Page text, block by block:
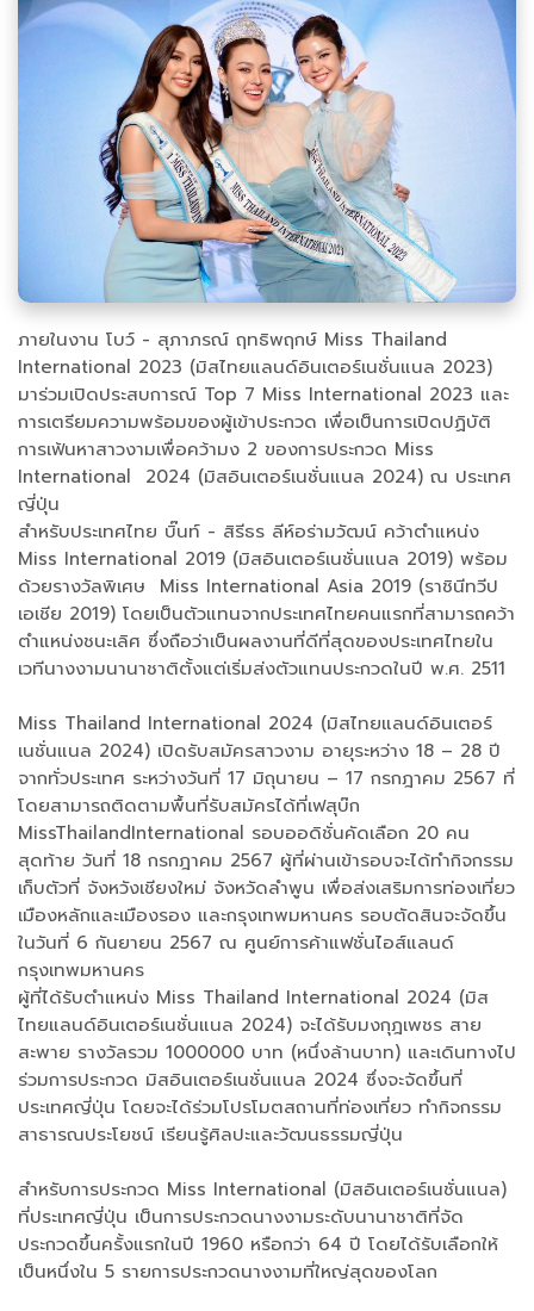
ภายในงาน โบว์ - สุภาภรณ์ ฤทธิพฤกษ์ Miss Thailand
International 2023 (มิสไทยแลนด์อินเตอร์เนชั่นแนล 2023)
มาร่วมเปิดประสบการณ์ Top 7 Miss International 2023 และ
การเตรียมความพร้อมของผู้เข้าประกวด เพื่อเป็นการเปิดปฏิบัติ
การเฟ้นหาสาวงามเพื่อคว้ามง 2 ของการประกวด Miss
International 2024 (มิสอินเตอร์เนชั่นแนล 2024) ณ ประเทศ
ญี่ปุ่น
สำหรับประเทศไทย บิ๊นท์ - สิรีธร ลีห์อร่ามวัฒน์ คว้าตำแหน่ง
Miss International 2019 (มิสอินเตอร์เนชั่นแนล 2019) พร้อม
ด้วยรางวัลพิเศษ Miss International Asia 2019 (ราชินีทวีป
เอเชีย 2019) โดยเป็นตัวแทนจากประเทศไทยคนแรกที่สามารถคว้า
ตำแหน่งชนะเลิศ ซึ่งถือว่าเป็นผลงานที่ดีที่สุดของประเทศไทยใน
เวทีนางงามนานาชาติตั้งแต่เริ่มส่งตัวแทนประกวดในปี พ.ศ. 2511
Miss Thailand International 2024 (มิสไทยแลนด์อินเตอร์
เนชั่นแนล 2024) เปิดรับสมัครสาวงาม อายุระหว่าง 18 – 28 ปี
จากทั่วประเทศ ระหว่างวันที่ 17 มิถุนายน – 17 กรกฎาคม 2567 ที่
โดยสามารถติดตามพื้นที่รับสมัครได้ที่เฟสุบ๊ก
MissThailandInternational รอบออดิชั่นคัดเลือก 20 คน
สุดท้าย วันที่ 18 กรกฎาคม 2567 ผู้ที่ผ่านเข้ารอบจะได้ทำกิจกรรม
เก็บตัวที่ จังหวังเชียงใหม่ จังหวัดลำพูน เพื่อส่งเสริมการท่องเที่ยว
เมืองหลักและเมืองรอง และกรุงเทพมหานคร รอบตัดสินจะจัดขึ้น
ในวันที่ 6 กันยายน 2567 ณ ศูนย์การค้าแฟชั่นไอส์แลนด์
กรุงเทพมหานคร
ผู้ที่ได้รับตำแหน่ง Miss Thailand International 2024 (มิส
ไทยแลนด์อินเตอร์เนชั่นแนล 2024) จะได้รับมงกุฎเพชร สาย
สะพาย รางวัลรวม 1000000 บาท (หนึ่งล้านบาท) และเดินทางไป
ร่วมการประกวด มิสอินเตอร์เนชั่นแนล 2024 ซึ่งจะจัดขึ้นที่
ประเทศญี่ปุ่น โดยจะได้ร่วมโปรโมตสถานที่ท่องเที่ยว ทำกิจกรรม
สาธารณประโยชน์ เรียนรู้ศิลปะและวัฒนธรรมญี่ปุ่น
สำหรับการประกวด Miss International (มิสอินเตอร์เนชั่นแนล)
ที่ประเทศญี่ปุ่น เป็นการประกวดนางงามระดับนานาชาติที่จัด
ประกวดขึ้นครั้งแรกในปี 1960 หรือกว่า 64 ปี โดยได้รับเลือกให้
เป็นหนึ่งใน 5 รายการประกวดนางงามที่ใหญ่สุดของโลก